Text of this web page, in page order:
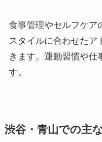
食事管理やセルフケア
スタイルに合わせた
きます。運動習慣や仕
す。
渋谷・青山での主